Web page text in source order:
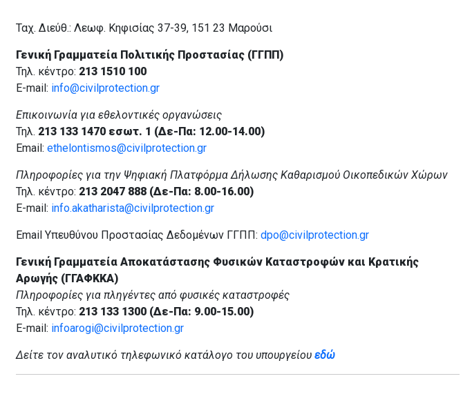
Ταχ. Διεύθ.: Λεωφ. Κηφισίας 37-39, 151 23 Μαρούσι
Γενική Γραμματεία Πολιτικής Προστασίας (ΓΓΠΠ)
Τηλ. κέντρο: 213 1510 100
E-mail: info@civilprotection.gr
Επικοινωνία για εθελοντικές οργανώσεις
Τηλ. 213 133 1470 εσωτ. 1 (Δε-Πα: 12.00-14.00)
Email: ethelontismos@civilprotection.gr
Πληροφορίες για την Ψηφιακή Πλατφόρμα Δήλωσης Καθαρισμού Οικοπεδικών Χώρων
Τηλ. κέντρο: 213 2047 888 (Δε-Πα: 8.00-16.00)
E-mail: info.akatharista@civilprotection.gr
Email Υπευθύνου Προστασίας Δεδομένων ΓΓΠΠ: dpo@civilprotection.gr
Γενική Γραμματεία Αποκατάστασης Φυσικών Καταστροφών και Κρατικής
Αρωγής (ΓΓΑΦΚΚΑ)
Πληροφορίες για πληγέντες από φυσικές καταστροφές
Τηλ. κέντρο: 213 133 1300 (Δε-Πα: 9.00-15.00)
E-mail: infoarogi@civilprotection.gr
Δείτε τον αναλυτικό τηλεφωνικό κατάλογο του υπουργείου εδώ